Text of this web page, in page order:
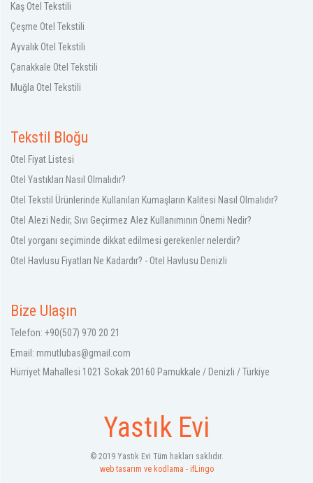
Kaş Otel Tekstili
Çeşme Otel Tekstili
Ayvalık Otel Tekstili
Çanakkale Otel Tekstili
Muğla Otel Tekstili
Tekstil Bloğu
Otel Fiyat Listesi
Otel Yastıkları Nasıl Olmalıdır?
Otel Tekstil Ürünlerinde Kullanılan Kumaşların Kalitesi Nasıl Olmalıdır?
Otel Alezi Nedir, Sıvı Geçirmez Alez Kullanımının Önemi Nedir?
Otel yorganı seçiminde dikkat edilmesi gerekenler nelerdir?
Otel Havlusu Fiyatları Ne Kadardır? - Otel Havlusu Denizli
Bize Ulaşın
Telefon: +90(507) 970 20 21
Email: mmutlubas@gmail.com
Hürriyet Mahallesi 1021 Sokak 20160 Pamukkale / Denizli / Türkiye
Yastık Evi
© 2019 Yastık Evi Tüm hakları saklıdır.
web tasarım ve kodlama - ifLingo